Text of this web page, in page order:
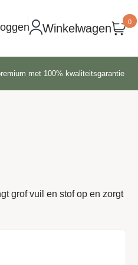
Winkelwagen 0
kwaliteitsgarantie
grof vuil en stof op en zorgt